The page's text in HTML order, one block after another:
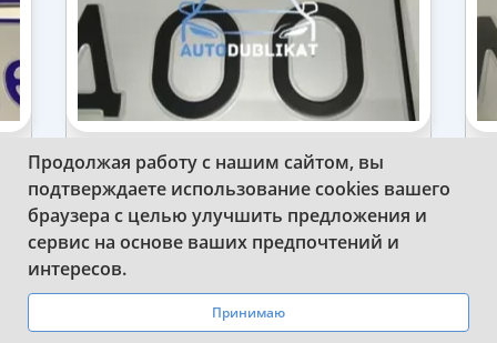
ИЗГОТОВИЛИ КВАДРАТНЫЙ
ДУБЛИКАТ НОМЕРА СССР НА
АВТОМОБИЛЬ
Продолжая работу с нашим сайтом, вы
подтверждаете использование cookies вашего
браузера с целью улучшить предложения и
сервис на основе ваших предпочтений и
интересов.
Принимаю
WhatsApp